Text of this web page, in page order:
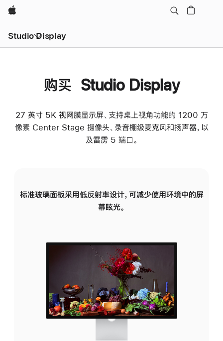
Apple
Studio Display
购买 Studio Display
27 英寸 5K 视网膜显示屏、支持桌上视角功能的 1200 万
像素 Center Stage 摄像头、录音棚级麦克风和扬声器，以
及雷雳 5 端口。
标准玻璃面板采用低反射率设计，可减少使用环境中的屏
幕眩光。